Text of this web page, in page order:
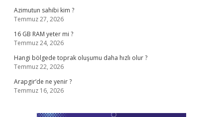
Azimutun sahibi kim ?
Temmuz 27, 2026
16 GB RAM yeter mi ?
Temmuz 24, 2026
Hangi bölgede toprak oluşumu daha hızlı olur ?
Temmuz 22, 2026
Arapgir’de ne yenir ?
Temmuz 16, 2026